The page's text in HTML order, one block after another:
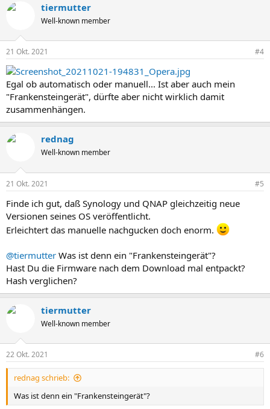
tiermutter
Well-known member
21 Okt. 2021 #4
Egal ob automatisch oder manuell... Ist aber auch mein
"Frankensteingerät", dürfte aber nicht wirklich damit
zusammenhängen.
rednag
Well-known member
21 Okt. 2021 #5
Finde ich gut, daß Synology und QNAP gleichzeitig neue
Versionen seines OS veröffentlicht.
Erleichtert das manuelle nachgucken doch enorm.
@tiermutter Was ist denn ein "Frankensteingerät"?
Hast Du die Firmware nach dem Download mal entpackt?
Hash verglichen?
tiermutter
Well-known member
22 Okt. 2021 #6
rednag schrieb:
Was ist denn ein "Frankensteingerät"?